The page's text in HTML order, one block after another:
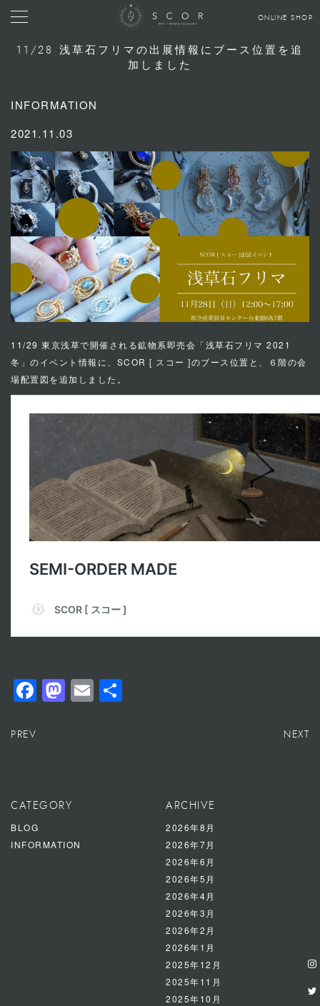
ONLINE SHOP
11/28 浅草石フリマの出展情報にブース位置を追
加しました
INFORMATION
2021.11.03
11/29 東京浅草で開催される鉱物系即売会「浅草石フリマ 2021
冬 」のイベント情報に、SCOR [ スコー ]のブース位置と、６階の会
場配置図を追加しました。
Facebook
Mastodon
Email
PREV NEXT
CATEGORY
BLOG
INFORMATION
ARCHIVE
2026年8月
2026年7月
2026年6月
2026年5月
2026年4月
2026年3月
2026年2月
2026年1月
2025年12月
2025年11月
2025年10月